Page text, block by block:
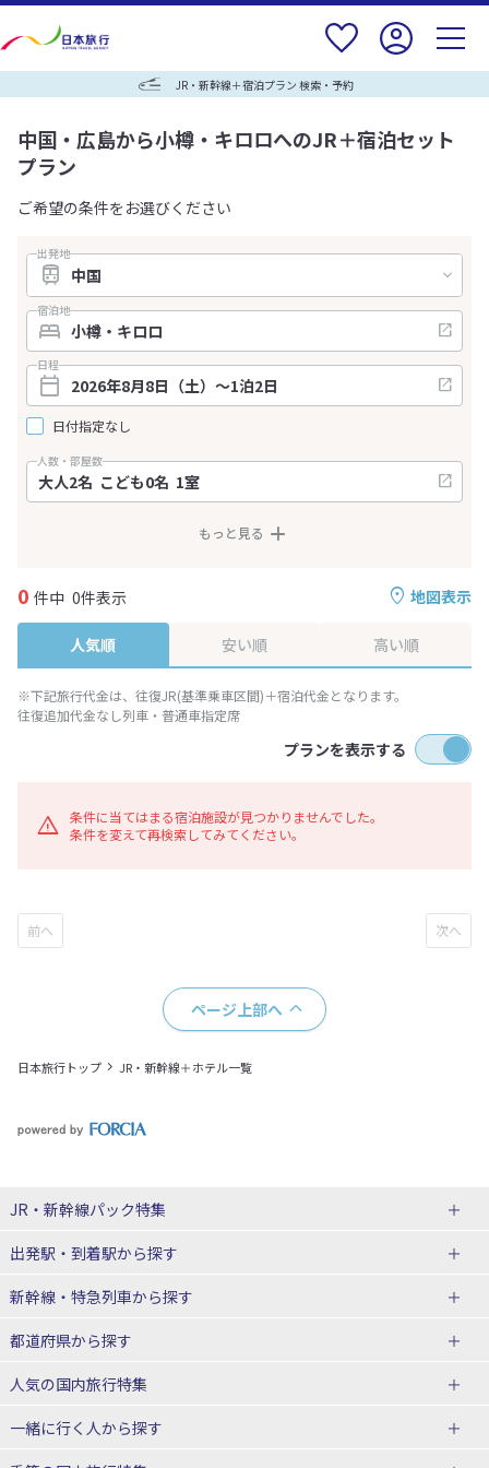
JR・新幹線＋宿泊プラン 検索・予約
中国・広島から小樽・キロロへのJR＋宿泊セット
プラン
ご希望の条件をお選びください
出発地
宿泊地
日程
日付指定なし
人数・部屋数
もっと見る
地図表示
0 件中 0件表示
人気順 安い順 高い順
※下記旅行代金は、往復JR(基準乗車区間)＋宿泊代金となります。
往復追加代金なし列車・普通車指定席
プランを表示する
条件に当てはまる宿泊施設が見つかりませんでした。
条件を変えて再検索してみてください。
ページ上部へ
日本旅行トップ JR・新幹線＋ホテル一覧
JR・新幹線パック特集
JR・新幹線＋ホテルパック
出張パック
出発駅・到着駅から探す
秋田⇔東京 新幹線パック
仙台→東京 新幹線パック
富山⇔東京 新幹線パック
東京→仙台 新幹線パック
新幹線・特急列車から探す
北海道新幹線 旅行
山形新幹線 旅行
東海道新幹線 旅行
都道府県から探す
北海道旅行・ツアー
人気の国内旅行特集
東京ディズニーリゾート®への旅
ユニバーサル・スタジオ・ジャパ
一緒に行く人から探す